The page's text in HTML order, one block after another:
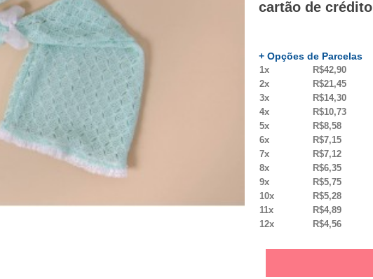
cartão de crédito
+ Opções de Parcelas
1x R$42,90
2x
R$21,45
3x
R$14,30
4x
R$10,73
5x
R$8,58
6x
R$7,15
7x
R$7,12
8x
R$6,35
9x
R$5,75
10x
R$5,28
11x
R$4,89
12x
R$4,56